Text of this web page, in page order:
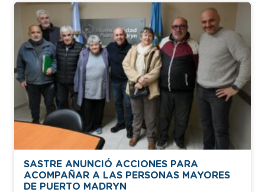
SASTRE ANUNCIÓ ACCIONES PARA
ACOMPAÑAR A LAS PERSONAS MAYORES
DE PUERTO MADRYN